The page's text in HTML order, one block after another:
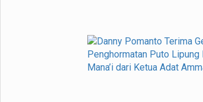
Hukum & Kriminal
Internasional
Citizen
Pemerintahan